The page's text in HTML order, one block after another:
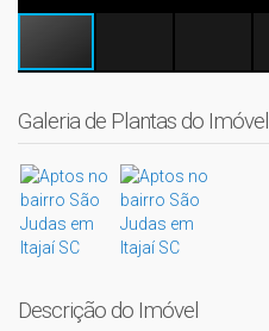
Galeria de Plantas do Imóvel
Descrição do Imóvel